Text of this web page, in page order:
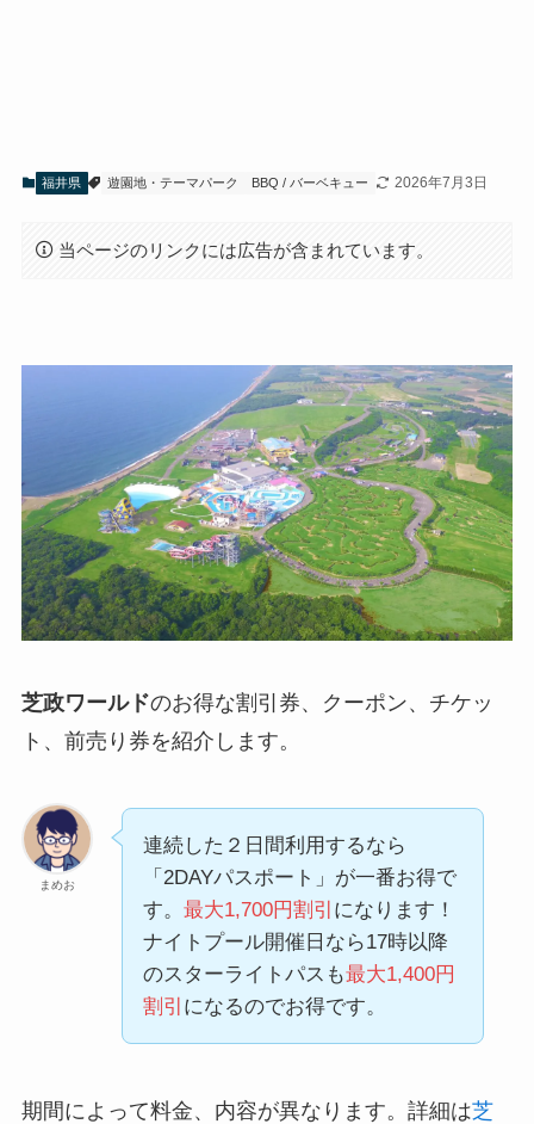
福井県 遊園地・テーマパーク BBQ / バーベキュー 2026年7月3日
当ページのリンクには広告が含まれています。
芝政ワールドのお得な割引券、クーポン、チケッ
ト、前売り券を紹介します。
まめお
連続した２日間利用するなら
「2DAYパスポート」が一番お得で
す。 最大1,700円割引 になります！
ナイトプール開催日なら17時以降
のスターライトパスも最大1,400円
割引 になるのでお得です。
期間によって料金、内容が異なります。詳細は芝